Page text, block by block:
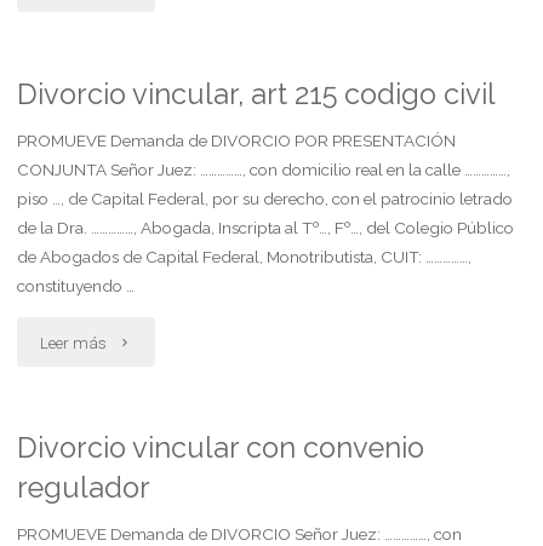
sentencia
extranjera"
Divorcio vincular, art 215 codigo civil
PROMUEVE Demanda de DIVORCIO POR PRESENTACIÓN
CONJUNTA Señor Juez: ……………, con domicilio real en la calle ……………,
piso …, de Capital Federal, por su derecho, con el patrocinio letrado
de la Dra. ……………, Abogada, Inscripta al Tº…, Fº…, del Colegio Público
de Abogados de Capital Federal, Monotributista, CUIT: ……………,
constituyendo …
Leer más "Divorcio
215
codigo
Divorcio vincular con convenio
regulador
PROMUEVE Demanda de DIVORCIO Señor Juez: ……………, con